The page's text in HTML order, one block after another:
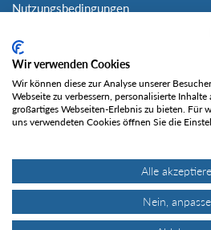
Nutzungsbedingungen
Social Media
Gefällt mir
Wir verwenden Cookies
Wir können diese zur Analyse unserer
Webseite zu verbessern, personalisierte
großartiges Webseiten-Erlebnis zu bieten. Für
uns verwendeten Cookies öffnen Sie die
Alle
Nein,